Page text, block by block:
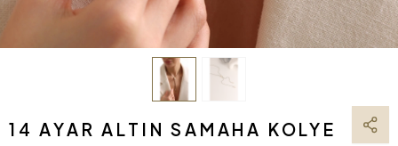
14 AYAR ALTIN SAMAHA KOLYE